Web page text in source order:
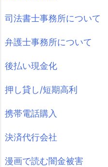
司法書士事務所について
弁護士事務所について
後払い現金化
押し貸し/短期高利
携帯電話購入
決済代行会社
漫画で読む闇金被害